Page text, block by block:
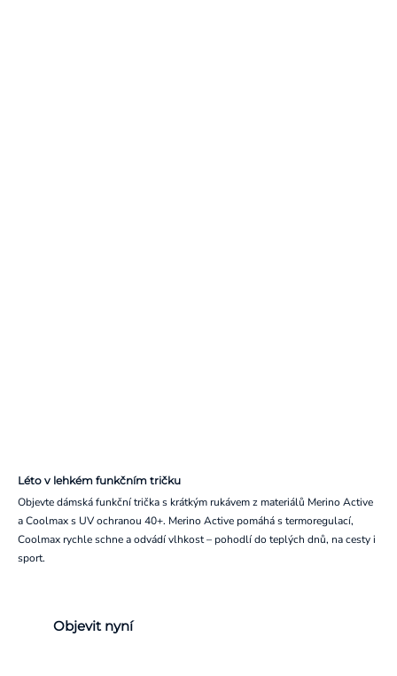
Léto v lehkém funkčním tričku
Objevte dámská funkční trička s krátkým rukávem z materiálů Merino Active
a Coolmax s UV ochranou 40+. Merino Active pomáhá s termoregulací,
Coolmax rychle schne a odvádí vlhkost – pohodlí do teplých dnů, na cesty i
sport.
Objevit nyní